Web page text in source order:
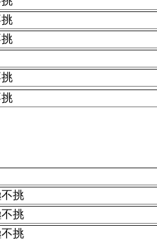
挑
挑
挑